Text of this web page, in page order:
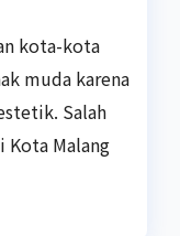
kota-kota
muda karena
Salah
Kota Malang